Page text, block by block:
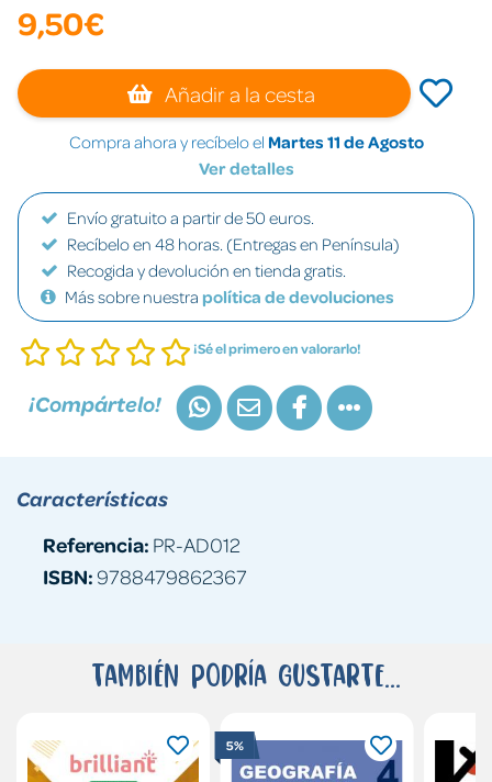
9,50€
Añadir a la cesta
Compra ahora y recíbelo el Martes 11 de Agosto
Ver detalles
Envío gratuito a partir de 50 euros.
Recíbelo en 48 horas. (Entregas en Península)
Recogida y devolución en tienda gratis.
Más sobre nuestra política de devoluciones
¡Sé el primero en valorarlo!
¡Compártelo!
Características
Referencia: PR-AD012
ISBN:9788479862367
También podría gustarte...
5%